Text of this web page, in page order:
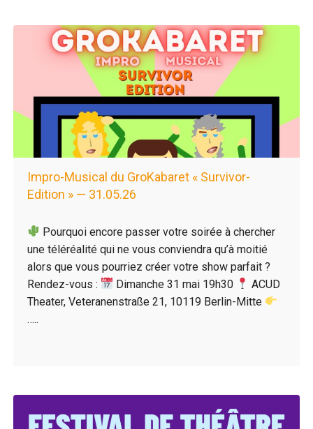
Impro-Musical du GroKabaret « Survivor-
Edition » — 31.05.26
Pourquoi encore passer votre soirée à chercher
une téléréalité qui ne vous conviendra qu’à moitié
alors que vous pourriez créer votre show parfait ?
Rendez-vous :
Dimanche 31 mai 19h30
ACUD
Theater, Veteranenstraße 21, 10119 Berlin-Mitte
…..